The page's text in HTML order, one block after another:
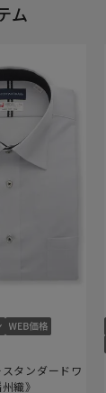
ム
タンダードワ
織》